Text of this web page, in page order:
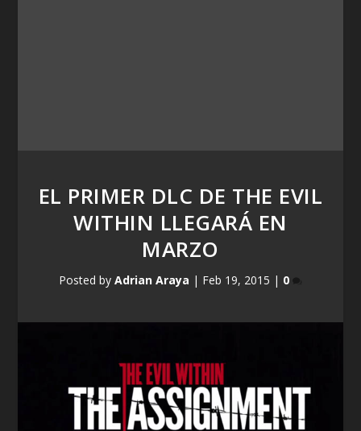
EL PRIMER DLC DE THE EVIL
WITHIN LLEGARÁ EN
MARZO
Posted by Adrian Araya | Feb 19, 2015 | 0